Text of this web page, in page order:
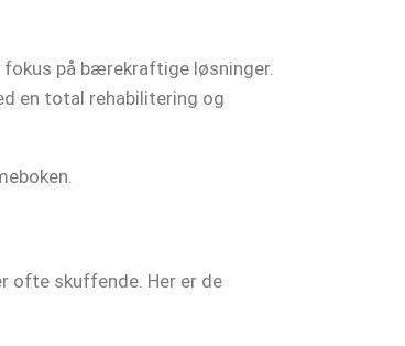
på bærekraftige løsninger.
en total rehabilitering og
ofte skuffende. Her er de